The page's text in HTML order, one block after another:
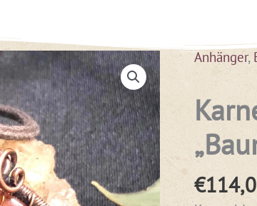
Anhänger,
€